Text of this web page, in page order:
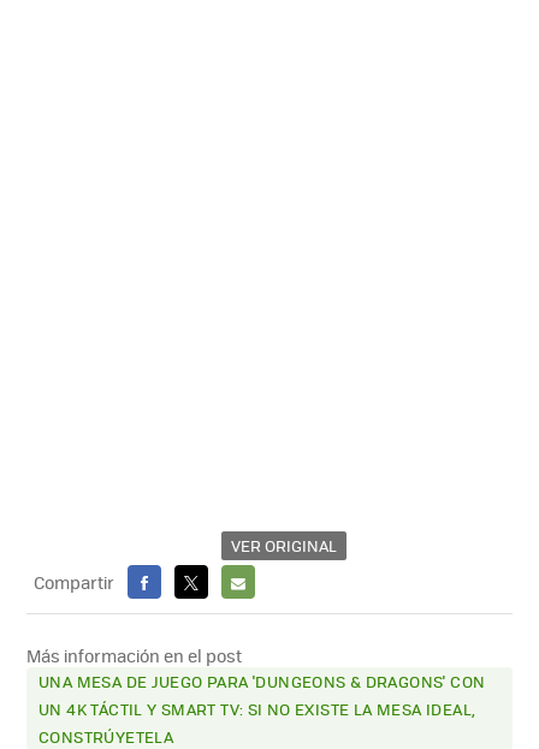
VER ORIGINAL
Compartir
FACEBOOK
X
E-
MAIL
Más información en el post
UNA MESA DE JUEGO PARA 'DUNGEONS & DRAGONS' CON
UN 4K TÁCTIL Y SMART TV: SI NO EXISTE LA MESA IDEAL,
CONSTRÚYETELA